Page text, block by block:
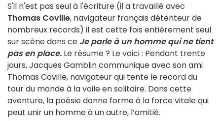
S'il n'est pas seul à l'écriture (il a travaillé avec
Thomas Coville, navigateur français détenteur de
nombreux records) il est cette fois entièrement seul
sur scène dans ce Je parle à un homme qui ne tient
pas en place. Le résume ? Le voici : Pendant trente
jours, Jacques Gamblin communique avec son ami
Thomas Coville, navigateur qui tente le record du
tour du monde à la voile en solitaire. Dans cette
aventure, la poésie donne forme à la force vitale qui
peut unir un homme à un autre, l’amitié.